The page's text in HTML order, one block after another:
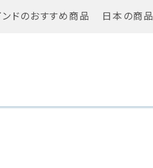
ンドのおすすめ商品 日本の商品